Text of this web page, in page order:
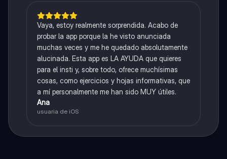
Vaya, estoy realmente sorprendida. Acabo de
probar la app porque la he visto anunciada
muchas veces y me he quedado absolutamente
alucinada. Esta app es LA AYUDA que quieres
para el insti y, sobre todo, ofrece muchísimas
cosas, como ejercicios y hojas informativas, que
a mí personalmente me han sido MUY útiles.
Ana
usuaria de iOS